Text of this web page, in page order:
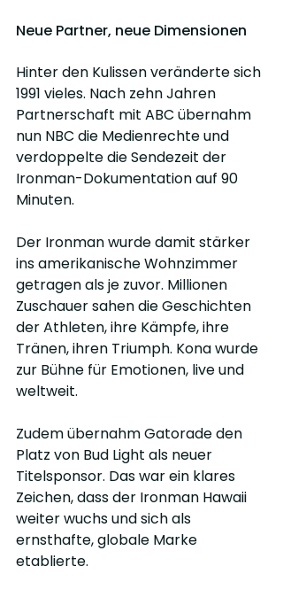
Neue Partner, neue Dimensionen
Hinter den Kulissen veränderte sich
1991 vieles. Nach zehn Jahren
Partnerschaft mit ABC übernahm
nun NBC die Medienrechte und
verdoppelte die Sendezeit der
Ironman-Dokumentation auf 90
Minuten.
Der Ironman wurde damit stärker
ins amerikanische Wohnzimmer
getragen als je zuvor. Millionen
Zuschauer sahen die Geschichten
der Athleten, ihre Kämpfe, ihre
Tränen, ihren Triumph. Kona wurde
zur Bühne für Emotionen, live und
weltweit.
Zudem übernahm Gatorade den
Platz von Bud Light als neuer
Titelsponsor. Das war ein klares
Zeichen, dass der Ironman Hawaii
weiter wuchs und sich als
ernsthafte, globale Marke
etablierte.